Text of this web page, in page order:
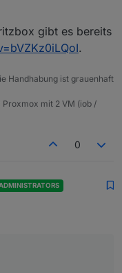
gibt es bereits
.
Handhabung ist grauenhaft
Proxmox mit 2 VM (iob /
0